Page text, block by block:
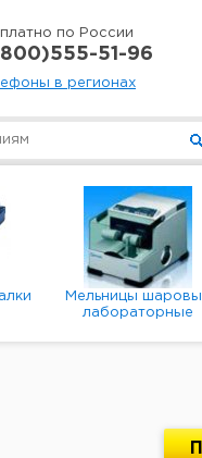
по России
51-96
в регионах
Мельницы
лабораторные